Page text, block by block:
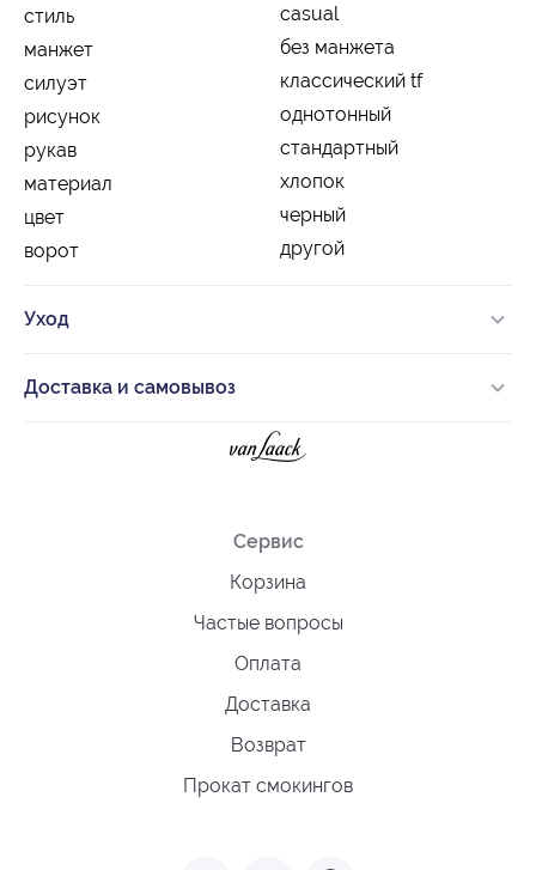
стиль
casual
манжет
без манжета
силуэт
классический tf
рисунок
однотонный
рукав
стандартный
материал
хлопок
цвет
черный
ворот
другой
Уход
Доставка и самовывоз
Сервис
Корзина
Частые вопросы
Оплата
Доставка
Возврат
Прокат смокингов